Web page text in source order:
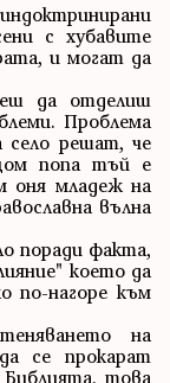
с хубавите
и могат да
да отделиш
Проблема
село решат, че
попа тъй е
оня младеж на
вълна
поради факта,
което да
по-нагоре към
на
се прокарат
това